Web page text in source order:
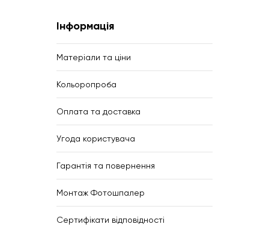
Інформація
Матеріали та ціни
Кольоропроба
Оплата та доставка
Угода користувача
Гарантія та повернення
Монтаж Фотошпалер
Сертифікати відповідності